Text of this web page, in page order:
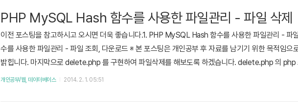
PHP MySQL Hash 함수를 사용한 파일관리 - 파일 삭제
이전 포스팅을 참고하시고 오시면 더욱 좋습니다.1. PHP MySQL Hash 함수를 사용한 파일관리 -
수를 사용한 파일관리 - 파일 조회, 다운로드 ※ 본 포스팅은 개인공부 후 자료를 남기기 위한 목적임으
밝힙니다. 마지막으로 delete.php 를 구현하여 파일삭제를 해보도록 하겠습니다. delete.php 의
개인공부/웹, 데이터베이스 2014. 2. 1. 05:51